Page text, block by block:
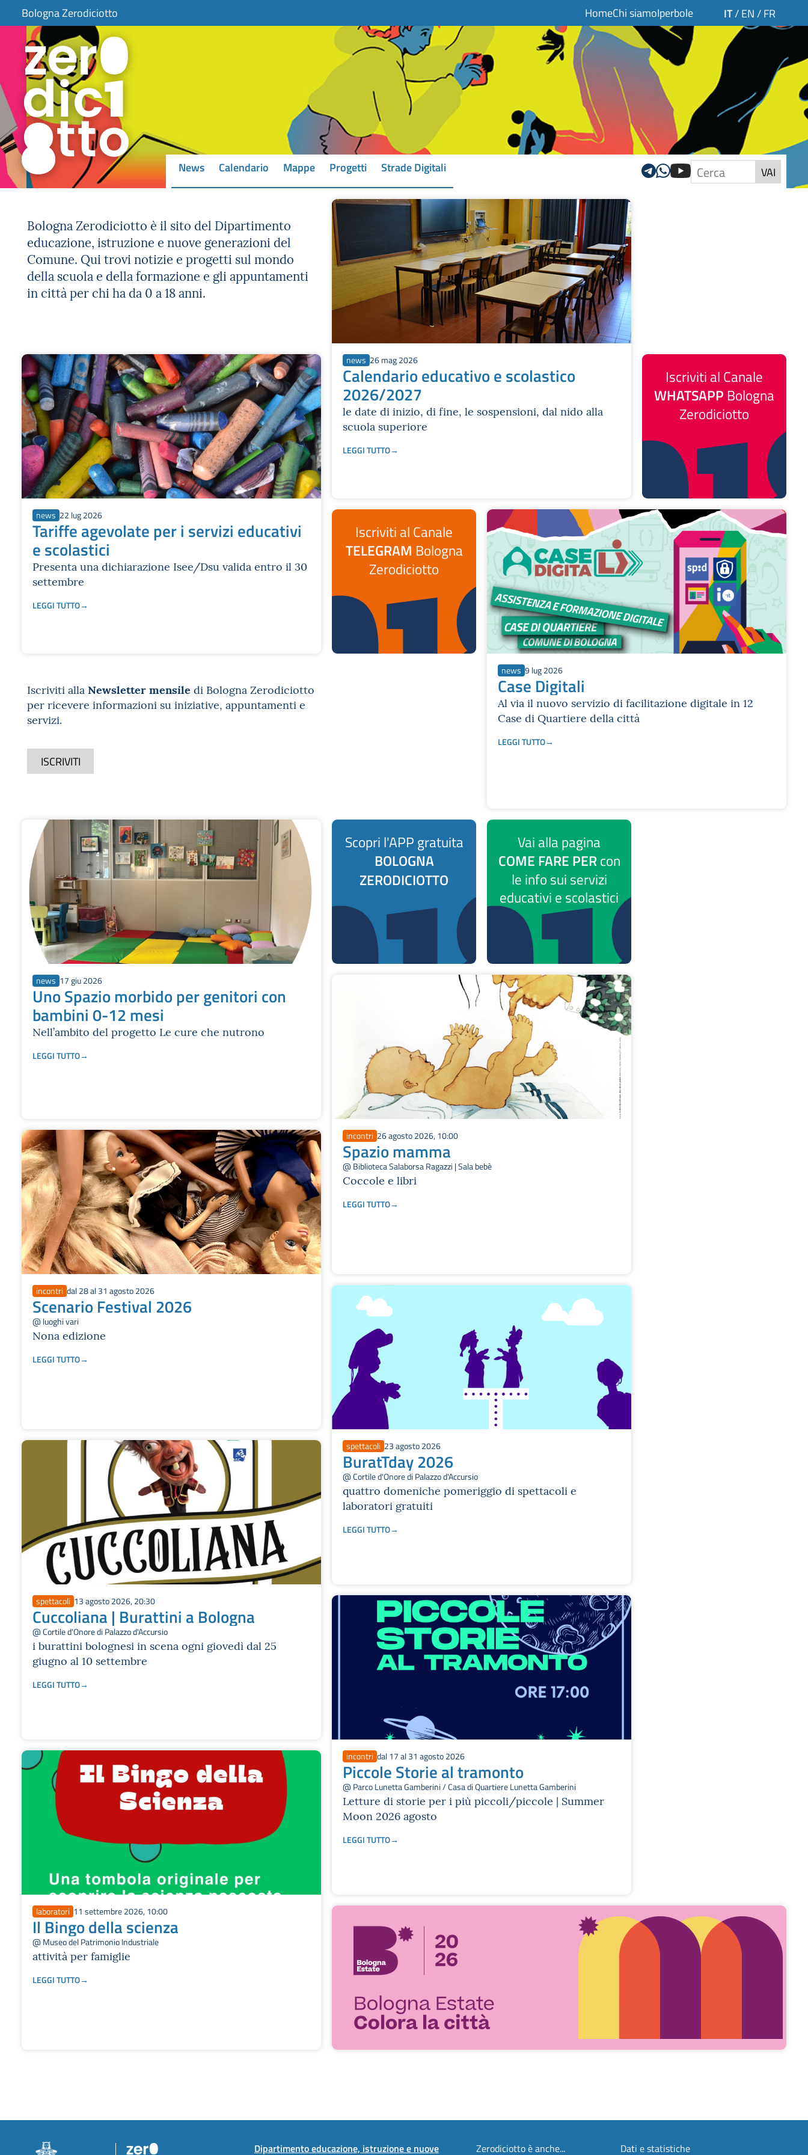
item 1 of 5
item 2 of 5
Bologna Zerodiciotto HomeChi siamoIperbole IT/ EN / FR
News Calendario Mappe Progetti Strade Digitali VAI
Bologna Zerodiciotto è il sito del Dipartimento
educazione, istruzione e nuove generazioni del
Comune. Qui trovi notizie e progetti sul mondo
della scuola e della formazione e gli appuntamenti
in città per chi ha da 0 a 18 anni.
news 26 mag 2026
Calendario educativo e scolastico
2026/2027
le date di inizio, di fine, le sospensioni, dal nido alla
scuola superiore
LEGGI TUTTO
news 22 lug 2026
Tariffe agevolate per i servizi educativi
e scolastici
Presenta una dichiarazione Isee/Dsu valida entro il 30
settembre
LEGGI TUTTO
Iscriviti al Canale
WHATSAPP Bologna
Zerodiciotto
Iscriviti al Canale
TELEGRAM Bologna
Zerodiciotto
news 9 lug 2026
Case Digitali
Al via il nuovo servizio di facilitazione digitale in 12
Case di Quartiere della città
LEGGI TUTTO
Iscriviti alla Newsletter mensile di Bologna Zerodiciotto
per ricevere informazioni su iniziative, appuntamenti e
servizi.
ISCRIVITI
news 17 giu 2026
Uno Spazio morbido per genitori con
bambini 0-12 mesi
Nell’ambito del progetto Le cure che nutrono
LEGGI TUTTO
Scopri l'APP gratuita
BOLOGNA
ZERODICIOTTO
Vai alla pagina
COME FARE PERcon
le info sui servizi
educativi e scolastici
incontri 26 agosto 2026, 10:00
Spazio mamma
@ Biblioteca Salaborsa Ragazzi | Sala bebè
Coccole e libri
LEGGI TUTTO
incontri dal 28 al 31 agosto 2026
Scenario Festival 2026
@ luoghi vari
Nona edizione
LEGGI TUTTO
spettacoli 23 agosto 2026
BuratTday 2026
@ Cortile d'Onore di Palazzo d'Accursio
quattro domeniche pomeriggio di spettacoli e
laboratori gratuiti
LEGGI TUTTO
spettacoli 13 agosto 2026, 20:30
Cuccoliana | Burattini a Bologna
@ Cortile d'Onore di Palazzo d'Accursio
i burattini bolognesi in scena ogni giovedì dal 25
giugno al 10 settembre
LEGGI TUTTO
incontri dal 17 al 31 agosto 2026
Piccole Storie al tramonto
@ Parco Lunetta Gamberini / Casa di Quartiere Lunetta Gamberini
Letture di storie per i più piccoli/piccole | Summer
Moon 2026 agosto
LEGGI TUTTO
laboratori 11 settembre 2026, 10:00
Il Bingo della scienza
@ Museo del Patrimonio Industriale
attività per famiglie
LEGGI TUTTO
Dipartimento educazione, istruzione e nuove
Zerodiciotto è anche...
Dati e statistiche